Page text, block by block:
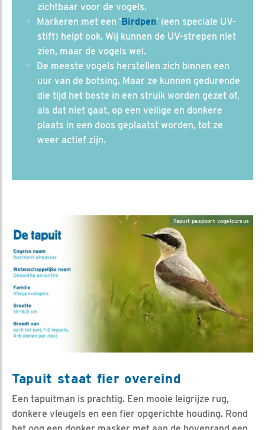
zichtbaar voor de vogels.
Markeren met een ‘Birdpen’ (een speciale UV-
stift) helpt ook. Wij kunnen de UV-strepen niet
zien, maar de vogels wel.
De meeste vogels herstellen zich binnen een
uur van de botsing. Maar ze kunnen gedurende
die tijd het beste in een struik worden gezet of,
als dat niet gaat, op een veilige en donkere
plaats in een doos geplaatst worden, tot ze
weer actief zijn.
Tapuit paspoort vogelcursus
Tapuit staat fier overeind
Een tapuitman is prachtig. Een mooie leigrijze rug,
donkere vleugels en een fier opgerichte houding. Rond